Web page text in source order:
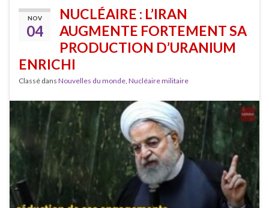
NOV
04
NUCLÉAIRE : L’IRAN
AUGMENTE FORTEMENT SA
PRODUCTION D’URANIUM
ENRICHI
Classé dans Nouvelles du monde Nucléaire militaire